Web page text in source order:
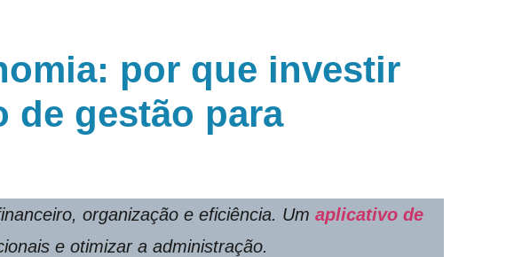
por que investir
de gestão para
organização e eficiência. Um aplicativo de
e otimizar a administração.